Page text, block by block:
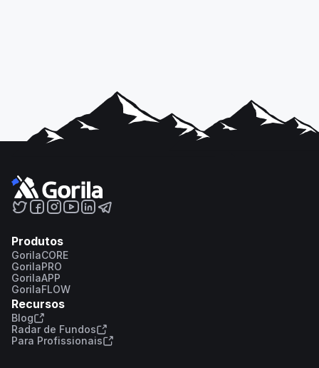
Produtos
GorilaCORE
GorilaPRO
GorilaAPP
GorilaFLOW
Recursos
Blog
Radar de Fundos
Para Profissionais